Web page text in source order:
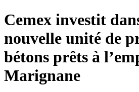
Cemex investit
nouvelle unité de
bétons prêts à
Marignane